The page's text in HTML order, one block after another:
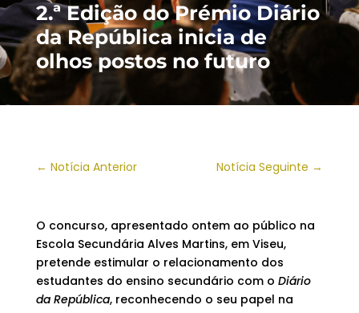
2.ª Edição do Prémio Diário
da República inicia de
olhos postos no futuro
← Notícia Anterior Notícia Seguinte →
O concurso, apresentado ontem ao público na
Escola Secundária Alves Martins, em Viseu,
pretende estimular o relacionamento dos
estudantes do ensino secundário com o Diário
da República, reconhecendo o seu papel na